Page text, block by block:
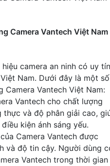
Camera Vantech Việt Nam
camera an ninh có uy tín
Nam. Dưới đây là một số
Camera Vantech Việt Nam:
Vantech cho chất lượng
thực và độ phân giải cao,
kiện ánh sáng yếu.
Camera Vantech được
và độ tin cậy. Người dùng
Vantech trong thời gian